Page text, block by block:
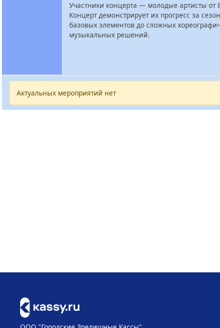
Участники концерта — молодые артисты от
Концерт демонстрирует их прогресс за
базовых элементов до сложных
музыкальных решений.
Актуальных мероприятий нет